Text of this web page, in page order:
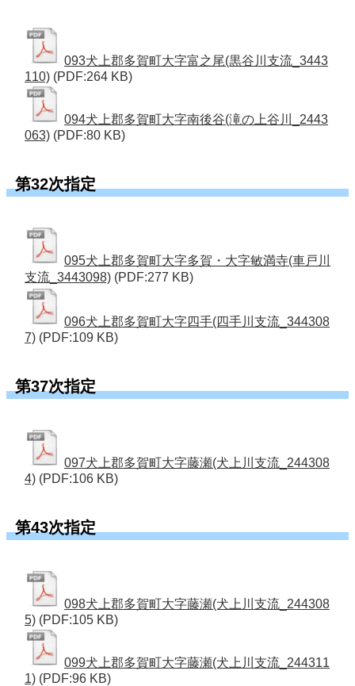
093犬上郡多賀町大字富之尾(黒谷川支流_3443
110) (PDF:264 KB)
094犬上郡多賀町大字南後谷(滝の上谷川_2443
063) (PDF:80 KB)
第32次指定
095犬上郡多賀町大字多賀・大字敏満寺(車戸川
支流_3443098) (PDF:277 KB)
096犬上郡多賀町大字四手(四手川支流_344308
7) (PDF:109 KB)
第37次指定
097犬上郡多賀町大字藤瀬(犬上川支流_244308
4) (PDF:106 KB)
第43次指定
098犬上郡多賀町大字藤瀬(犬上川支流_244308
5) (PDF:105 KB)
099犬上郡多賀町大字藤瀬(犬上川支流_244311
1) (PDF:96 KB)